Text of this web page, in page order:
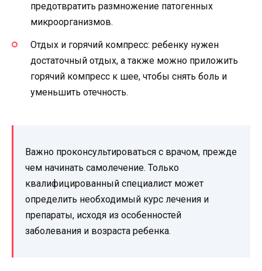
предотвратить размножение патогенных
микроорганизмов.
Отдых и горячий компресс: ребенку нужен
достаточный отдых, а также можно приложить
горячий компресс к шее, чтобы снять боль и
уменьшить отечность.
Важно проконсультироваться с врачом, прежде
чем начинать самолечение. Только
квалифицированный специалист может
определить необходимый курс лечения и
препараты, исходя из особенностей
заболевания и возраста ребенка.